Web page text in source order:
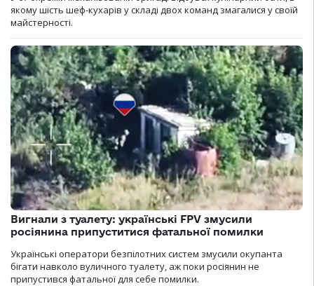
якому шість шеф-кухарів у складі двох команд змагалися у своїй
майстерності.
Вигнали з туалету: українські FPV змусили
росіянина припуститися фатальної помилки
Українські оператори безпілотних систем змусили окупанта
бігати навколо вуличного туалету, аж поки росіянин не
припустився фатальної для себе помилки.